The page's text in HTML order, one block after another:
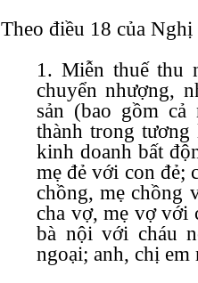
Theo điều 18 của
1. Miễn thuế thu
chuyển nhượng,
sản (bao gồm
thành trong
kinh doanh bất
mẹ đẻ với con đẻ;
chồng, mẹ chồng
cha vợ, mẹ vợ với
bà nội với cháu
ngoại; anh, chị